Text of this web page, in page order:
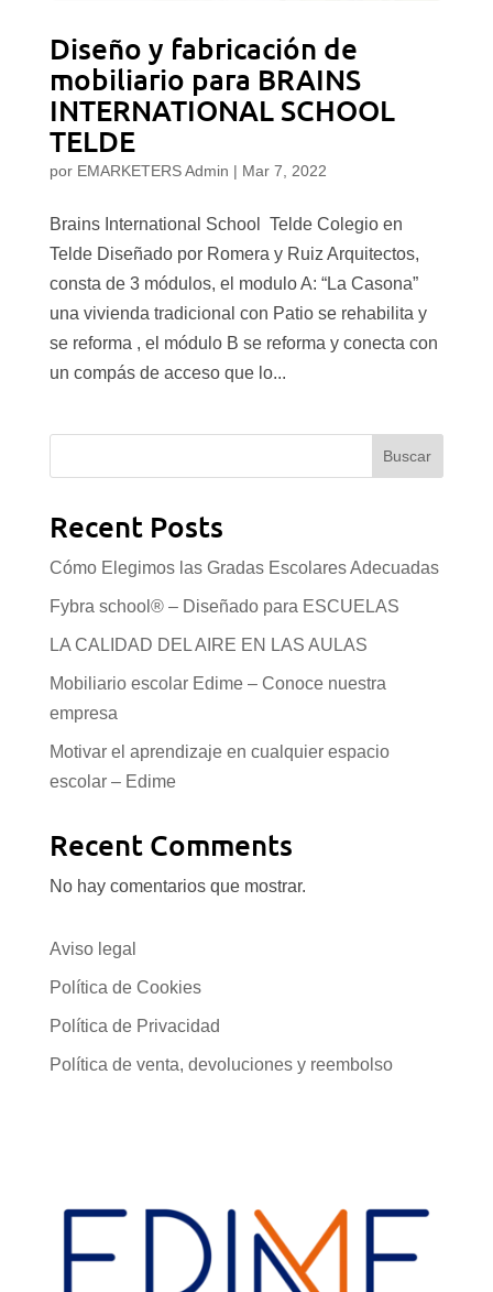
Diseño y fabricación de
mobiliario para BRAINS
INTERNATIONAL SCHOOL
TELDE
por EMARKETERS Admin | Mar 7, 2022
Brains International School Telde Colegio en
Telde Diseñado por Romera y Ruiz Arquitectos,
consta de 3 módulos, el modulo A: “La Casona”
una vivienda tradicional con Patio se rehabilita y
se reforma , el módulo B se reforma y conecta con
un compás de acceso que lo...
Buscar
Recent Posts
Cómo Elegimos las Gradas Escolares Adecuadas
Fybra school® – Diseñado para ESCUELAS
LA CALIDAD DEL AIRE EN LAS AULAS
Mobiliario escolar Edime – Conoce nuestra
empresa
Motivar el aprendizaje en cualquier espacio
escolar – Edime
Recent Comments
No hay comentarios que mostrar.
Aviso legal
Política de Cookies
Política de Privacidad
Política de venta, devoluciones y reembolso